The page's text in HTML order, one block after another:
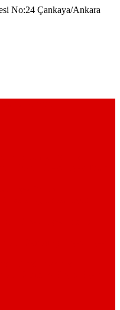
No:24 Çankaya/Ankara